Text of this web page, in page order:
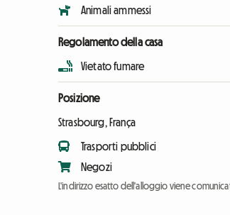
Animali ammessi
Regolamento della casa
Vietato fumare
Posizione
Strasbourg, França
Trasporti pubblici
Negozi
L'indirizzo esatto dell'alloggio viene